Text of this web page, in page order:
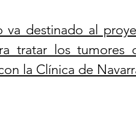
destinado al
tratar los tumores
la Clínica de